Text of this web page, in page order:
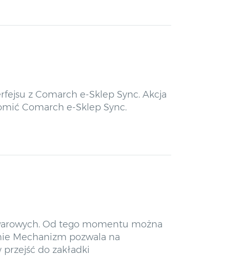
z Comarch e-Sklep Sync. Akcja
Comarch e-Sklep Sync.
Od tego momentu można
Mechanizm pozwala na
do zakładki